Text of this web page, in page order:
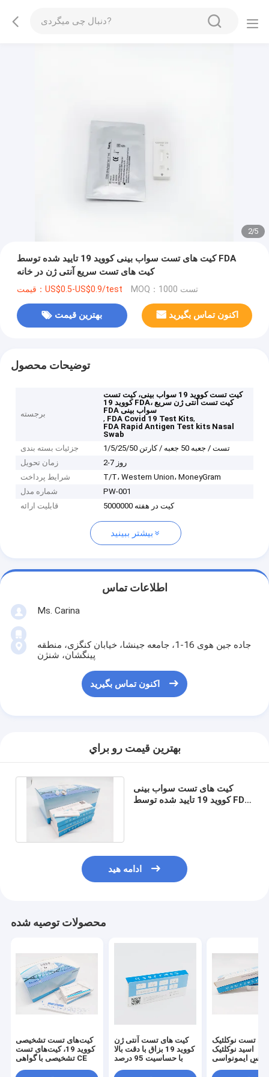
2/5
کیت های تست سواب بینی کووید 19 تایید شده توسط FDA
کیت های تست سریع آنتی ژن در خانه
قیمت：US$0.5-US$0.9/test MOQ：1000 تست
بهترین قیمت اکنون تماس بگیرید
توضیحات محصول
برجسته
کیت تست کووید 19 سواب بینی، کیت تست
کووید 19 FDA، کیت تست آنتی ژن سریع
FDA سواب بینی
, FDA Covid 19 Test Kits,
FDA Rapid Antigen Test kits Nasal
Swab
جزئیات بسته بندی
1/5/25/50 تست / جعبه 50 جعبه / کارتن
زمان تحویل
2-7 روز
شرایط پرداخت
T/T، Western Union، MoneyGram
شماره مدل
PW-001
قابلیت ارائه
5000000 کیت در هفته
بیشتر ببینید
اطلاعات تماس
Ms. Carina
جاده جین هوی 16-1، جامعه جینشا، خیابان کنگزی، منطقه
پینگشان، شنژن
اکنون تماس بگیرید
بهترين قيمت رو براي
کیت های تست سواب بینی
کووید 19 تایید شده توسط FDA
ادامه هید
محصولات توصیه شده
کیت‌های تست تشخیصی
کووید 19، کیت‌های تست
تشخیصی با گواهی CE
کیت های تست آنتی ژن
کووید 19 بزاق با دقت بالا
با حساسیت 95 درصد
تست نوکلئیک
اسید نوکلئیک
ایمونواسی